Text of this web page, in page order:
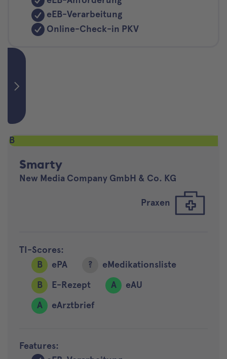
eEB-Verarbeitung
Online-Check-in PKV
B
Smarty
New Media Company GmbH & Co. KG
Praxen
TI-Scores:
B
ePA ?
eMedikationsliste
B
E-Rezept A
eAU
A
eArztbrief
Features: